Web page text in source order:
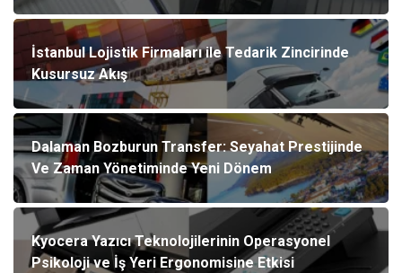
İstanbul Lojistik Firmaları ile Tedarik Zincirinde
Kusursuz Akış
Dalaman Bozburun Transfer: Seyahat Prestijinde
Ve Zaman Yönetiminde Yeni Dönem
Kyocera Yazıcı Teknolojilerinin Operasyonel
Psikoloji ve İş Yeri Ergonomisine Etkisi